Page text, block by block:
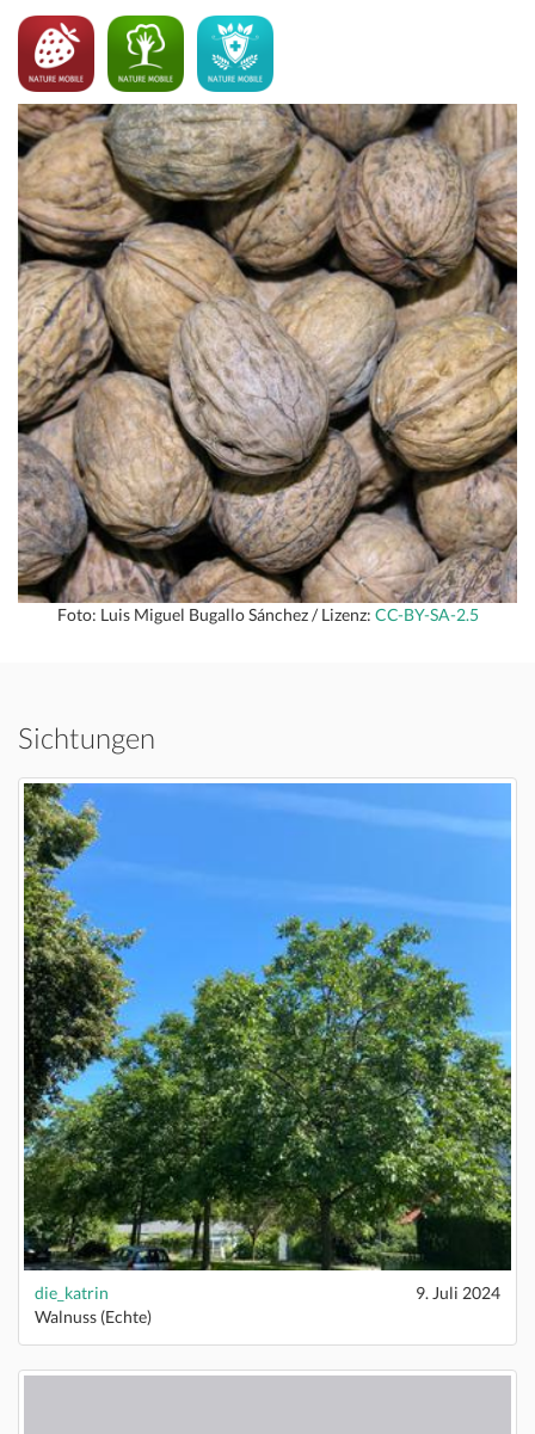
Foto: Luis Miguel Bugallo Sánchez / Lizenz: CC-BY-SA-2.5
Sichtungen
die_katrin
9. Juli 2024
Walnuss (Echte)